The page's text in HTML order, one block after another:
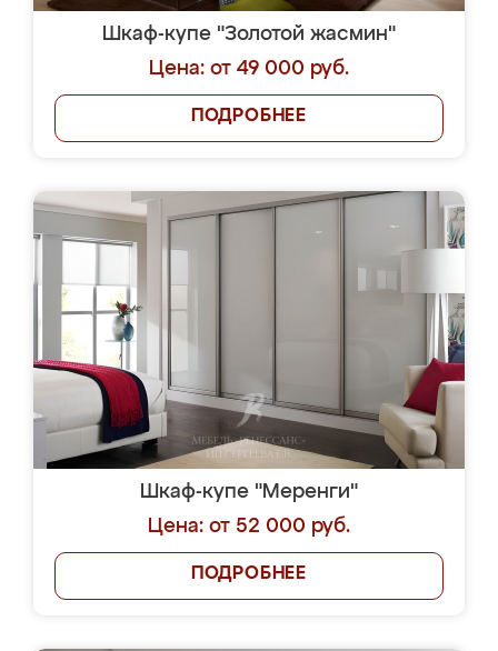
Шкаф-купе "Золотой жасмин"
Цена: от 49 000 руб.
ПОДРОБНЕЕ
Шкаф-купе "Меренги"
Цена: от 52 000 руб.
ПОДРОБНЕЕ